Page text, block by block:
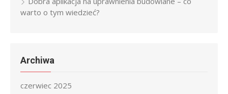
warto o tym wiedzieć?
Archiwa
czerwiec 2025